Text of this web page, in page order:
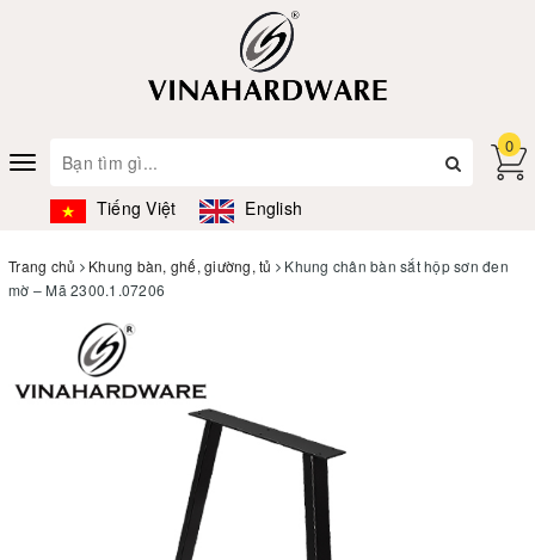
Toggle
navigation
Tiếng Việt English
0
Trang chủ Khung bàn, ghế, giường, tủ
Khung chân bàn sắt hộp sơn đen
mờ – Mã 2300.1.07206